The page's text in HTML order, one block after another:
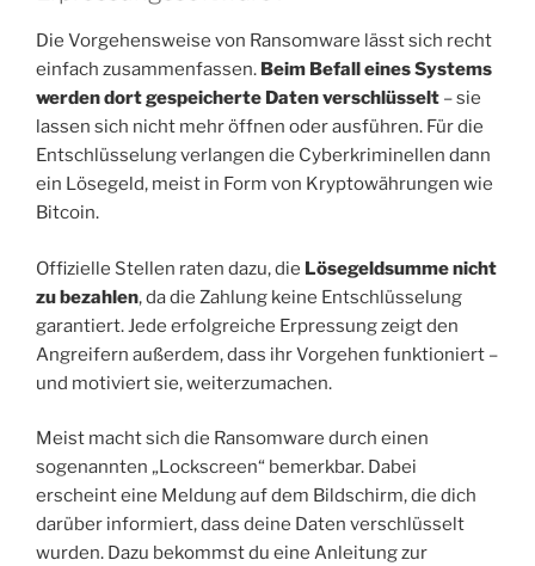
Die Vorgehensweise von Ransomware lässt sich recht
einfach zusammenfassen. Beim Befall eines Systems
werden dort gespeicherte Daten verschlüsselt – sie
lassen sich nicht mehr öffnen oder ausführen. Für die
Entschlüsselung verlangen die Cyberkriminellen dann
ein Lösegeld, meist in Form von Kryptowährungen wie
Bitcoin.
Offizielle Stellen raten dazu, die Lösegeldsumme nicht
zu bezahlen, da die Zahlung keine Entschlüsselung
garantiert. Jede erfolgreiche Erpressung zeigt den
Angreifern außerdem, dass ihr Vorgehen funktioniert –
und motiviert sie, weiterzumachen.
Meist macht sich die Ransomware durch einen
sogenannten „Lockscreen“ bemerkbar. Dabei
erscheint eine Meldung auf dem Bildschirm, die dich
darüber informiert, dass deine Daten verschlüsselt
wurden. Dazu bekommst du eine Anleitung zur